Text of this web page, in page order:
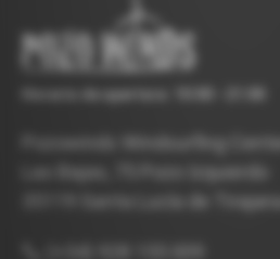
Pozowinds Windsurfing Center
Las Bajas, 75 Pozo Izquierdo
35119 Santa Lucía de Tirajana